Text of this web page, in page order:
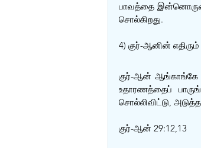
பாவத்தை இன்னொருவர்
சொல்கிறது.
4) குர்-ஆனின் எதிரும்
குர்-ஆன் ஆங்காங்கே
உதாரணத்தைப்
சொல்லிவிட்டு,
குர்-ஆன் 29:12,13